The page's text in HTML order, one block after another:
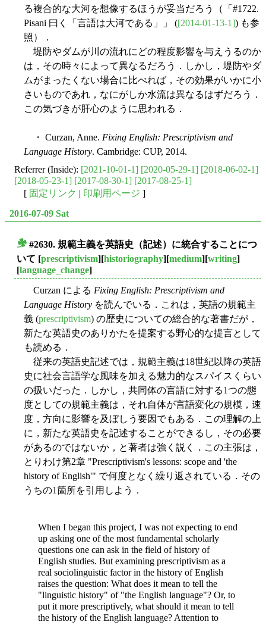
る複合的な大河を想像するほうが妥当だろう（「#1722.
Pisani 曰く「言語は大河である」」 ([2014-01-13-1]) も参
照）．
堤防やダムが川の流れにどの程度影響を与えうるのか
は，その時々によって異なるだろう．しかし，堤防やダ
ムがまったくない場合に比べれば，その効果がいかに小
さいものであれ，なにがしか水流は異なるはずだろう．
この気づきが肝心のように思われる．
・ Curzan, Anne. Fixing English: Prescriptivism and
Language History. Cambridge: CUP, 2014.
Referrer (Inside): [2021-10-01-1] [2020-05-29-1] [2018-06-02-1]
[2018-05-23-1] [2017-08-30-1] [2017-08-25-1]
[ 固定リンク | 印刷用ページ ]
2016-07-09 Sat
#2630. 規範主義を英語史（記述）に統合することにつ
いて [prescriptivism][historiography][medium][writing]
[language_change]
Curzan による Fixing English: Prescriptivism and
Language History を読んでいる．これは，英語の規範主
義 (prescriptivism) の歴史についての総合的な著書だが，
新たな英語史のありかたを提案する野心的な提言として
も読める．
従来の英語史記述では，規範主義は18世紀以降の英語
史に社会言語学な風味を加える魅力的なスパイスくらい
の扱いだった．しかし，共同体の言語に対する1つの態
度としての規範主義は，それ自体が言語変化の規模，速
度，方向に影響を及ぼしう要因でもある．この理解の上
に，新たな英語史を記述することができるし，その必要
があるのではないか，と著者は強く説く．この主張は，
とりわけ第2章 "Prescriptivism's lessons: scope and 'the
history of English'" で何度となく繰り返されている．その
うちの1箇所を引用しよう．
When I began this project, I was not expecting to end
up asking one of the most fundamental scholarly
questions one can ask in the field of history of
English studies. But examining prescriptivism as a
real sociolinguistic factor in the history of English
raises the question: What does it mean to tell the
"linguistic history" of "the English language"? Or, to
put it more prescriptively, what should it mean to tell
the history of the English language? Attention to